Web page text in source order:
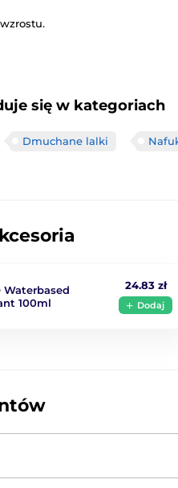
.
się w kategoriach
Dmuchane lalki
Waterbased
100ml
24.83 zł
Dodaj